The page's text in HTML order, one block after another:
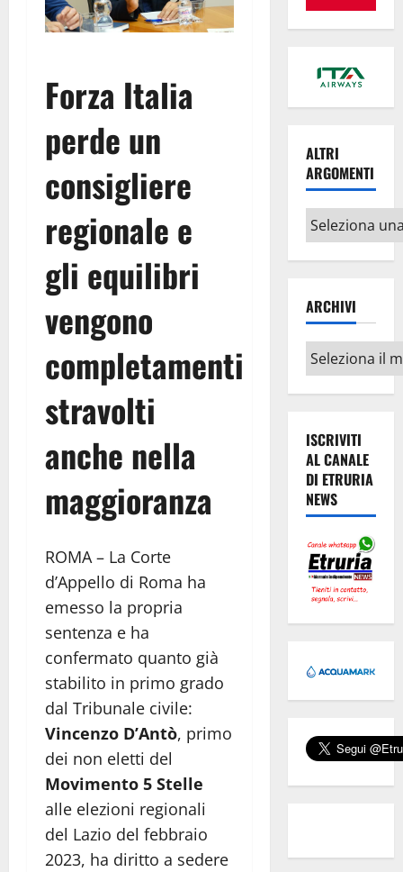
Forza Italia
perde un
consigliere
regionale e
gli equilibri
vengono
completamenti
stravolti
anche nella
maggioranza
ROMA – La Corte
d’Appello di Roma ha
emesso la propria
sentenza e ha
confermato quanto già
stabilito in primo grado
dal Tribunale civile:
Vincenzo D’Antò, primo
dei non eletti del
Movimento 5 Stelle
alle elezioni regionali
del Lazio del febbraio
2023, ha diritto a sedere
ALTRI
ARGOMENTI
Altri
argomenti
ARCHIVI
Archivi
ISCRIVITI
AL CANALE
DI ETRURIA
NEWS